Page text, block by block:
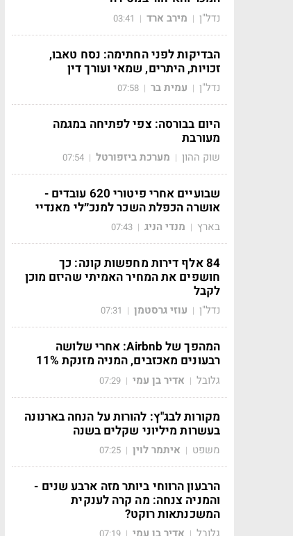
נדל"ן | מירב ארד |
03:41
הבדיקות לפני החתימה: נסח טאבו,
זכויות, היתרים, שמאי ועורך דין
נדל"ן | עמית בר |
07:58
היום בבורסה: צפי לפתיחה במגמה
מעורבת
שוק ההון | מערכת ביזפורטל |
07:54
שבועיים אחרי פיטורי 620 עובדים -
אושרה הכפלת השכר למנכ״לי מאנדיי
בארץ | מנדי הניג |
07:43
84 אלף דירות מחפשות קונה: כך
חושפים את המחיר האמיתי שהיזם מוכן
לקבל
נדל"ן | עוזי גרסטמן |
07:31
המהפך של Airbnb: אחרי שלושה
רבעונים מאכזבים, המניה מזנקת 11%
גלובל | אדיר בן עמי |
07:29
מקורות לבג"ץ: להורות על הנחה בארנונה
בעשרות מיליוני שקלים בשנה
משפט | איתמר לוין |
07:25
הרבעון הרווחי ביותר מזה ארבע שנים -
והמניה צנחה: מה קרה לענקית
המשכנתאות רוקט?